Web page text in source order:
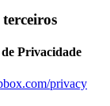
Privacidade
privacy